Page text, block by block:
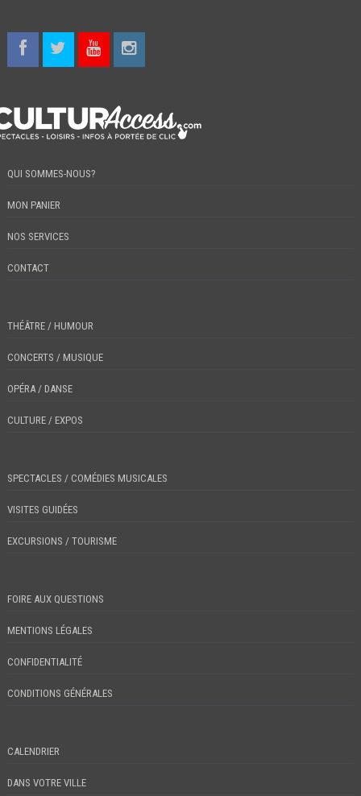
QUI SOMMES-NOUS?
MON PANIER
NOS SERVICES
CONTACT
THÉÂTRE / HUMOUR
CONCERTS / MUSIQUE
OPÉRA / DANSE
CULTURE / EXPOS
SPECTACLES / COMÉDIES MUSICALES
VISITES GUIDÉES
EXCURSIONS / TOURISME
FOIRE AUX QUESTIONS
MENTIONS LÉGALES
CONFIDENTIALITÉ
CONDITIONS GÉNÉRALES
CALENDRIER
DANS VOTRE VILLE